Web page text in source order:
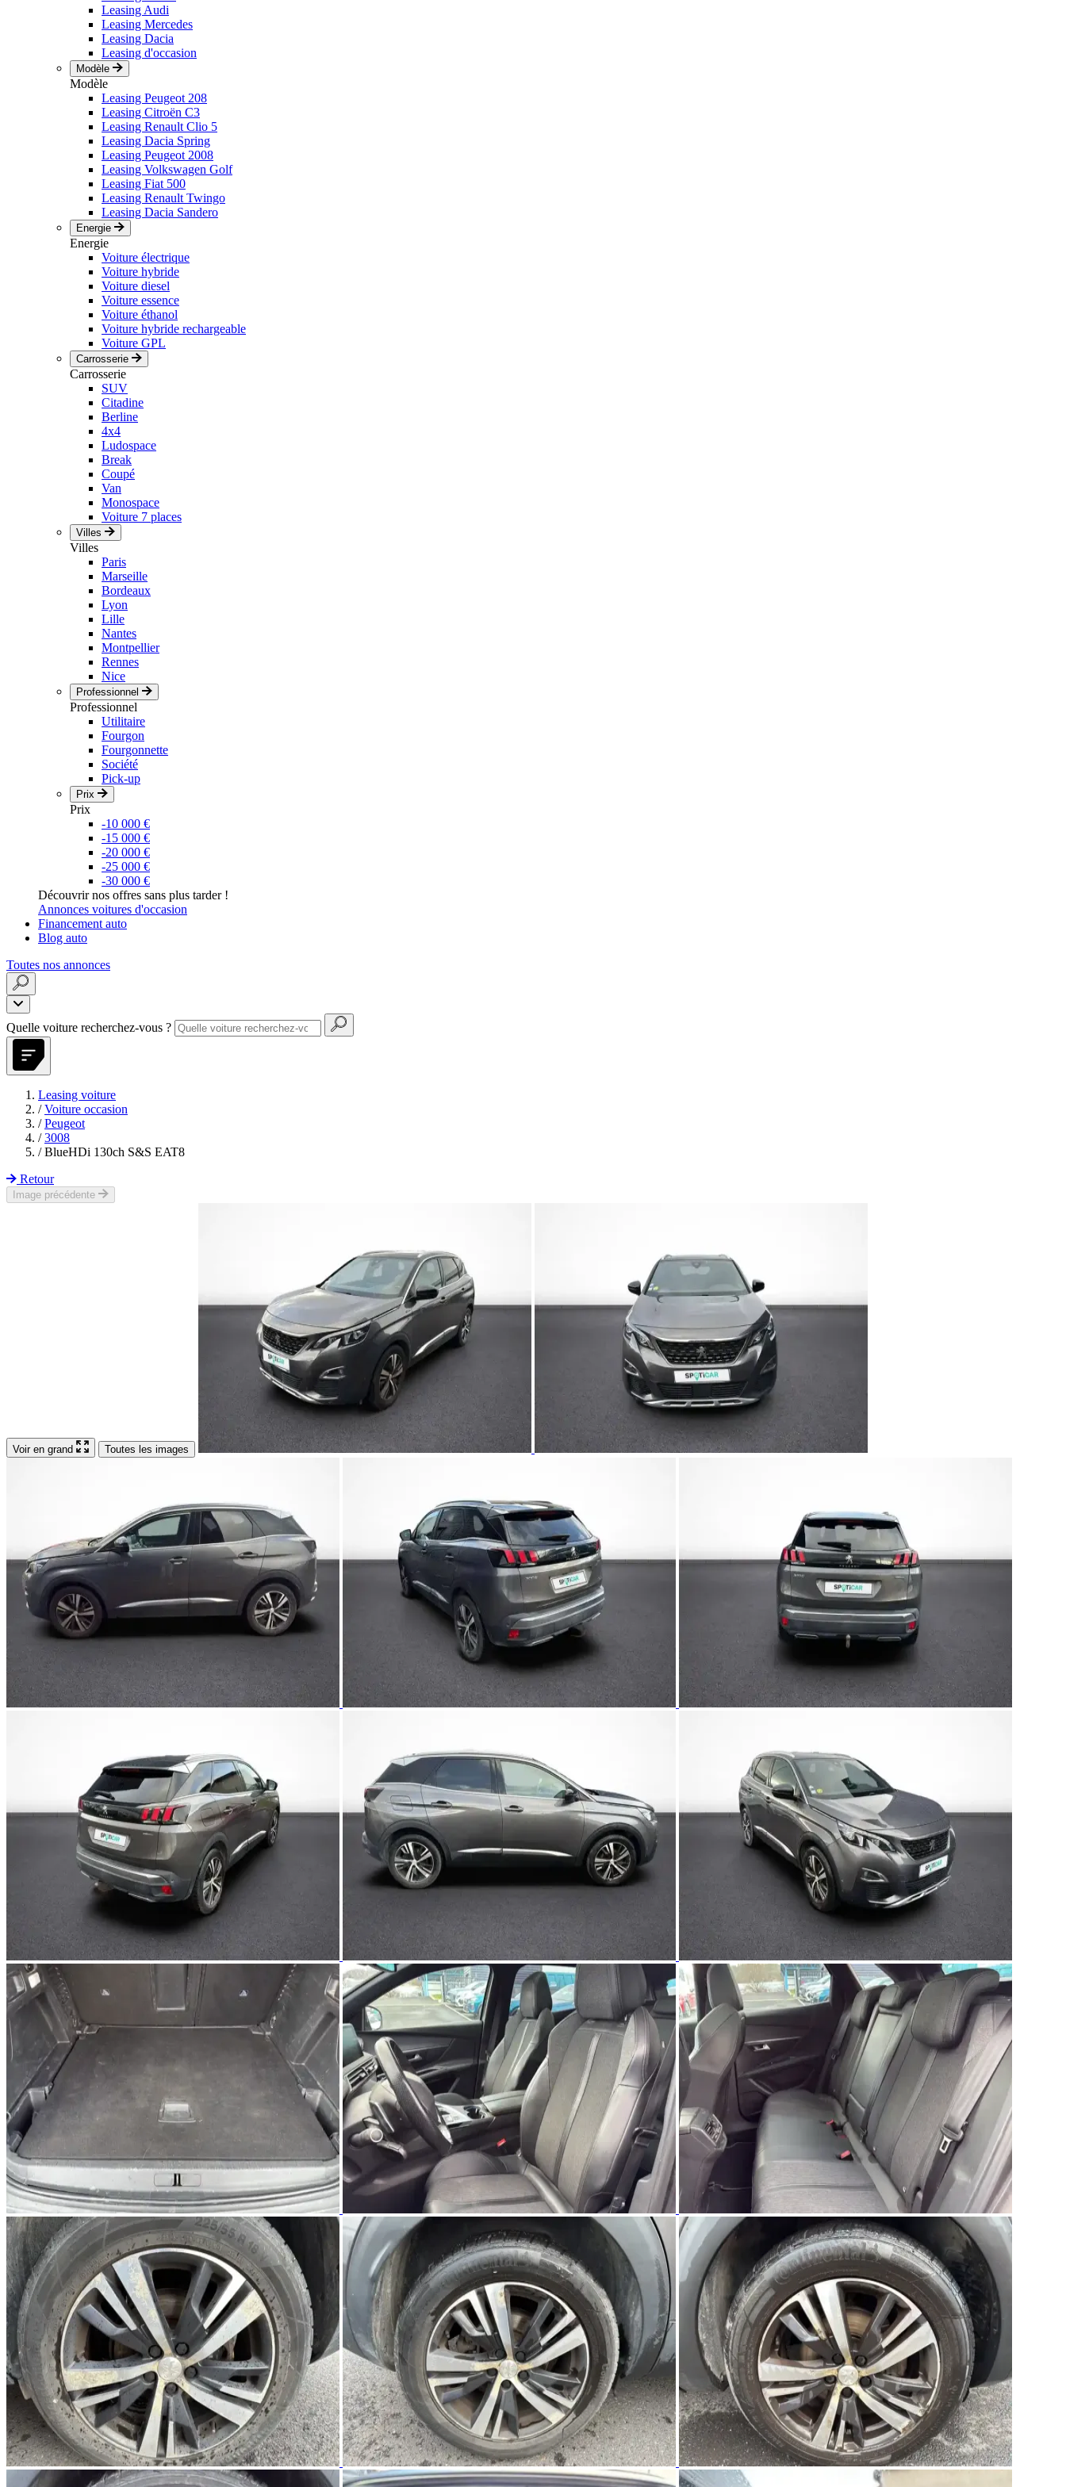
Leasing Audi
Leasing Mercedes
Leasing Dacia
Leasing d'occasion
Modèle
Modèle
Leasing Peugeot 208
Leasing Citroën C3
Leasing Renault Clio 5
Leasing Dacia Spring
Leasing Peugeot 2008
Leasing Volkswagen Golf
Leasing Fiat 500
Leasing Renault Twingo
Leasing Dacia Sandero
Energie
Energie
Voiture électrique
Voiture hybride
Voiture diesel
Voiture essence
Voiture éthanol
Voiture hybride rechargeable
Voiture GPL
Carrosserie
Carrosserie
SUV
Citadine
Berline
4x4
Ludospace
Break
Coupé
Van
Monospace
Voiture 7 places
Villes
Villes
Paris
Marseille
Bordeaux
Lyon
Lille
Nantes
Montpellier
Rennes
Nice
Professionnel
Professionnel
Utilitaire
Fourgon
Fourgonnette
Société
Pick-up
Prix
Prix
-10 000 €
-15 000 €
-20 000 €
-25 000 €
-30 000 €
Découvrir nos offres sans plus tarder !
Annonces voitures d'occasion
Financement auto
Blog auto
Toutes nos annonces
Quelle voiture recherchez-vous ?
Leasing voiture
/ Voiture occasion
/ Peugeot
/ 3008
/ BlueHDi 130ch S&S EAT8
Retour
Image précédente
Voir en grand Toutes les images